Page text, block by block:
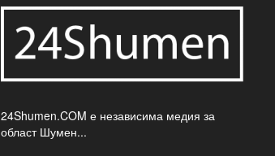
24Shumen.COM е независима медия за
област Шумен...